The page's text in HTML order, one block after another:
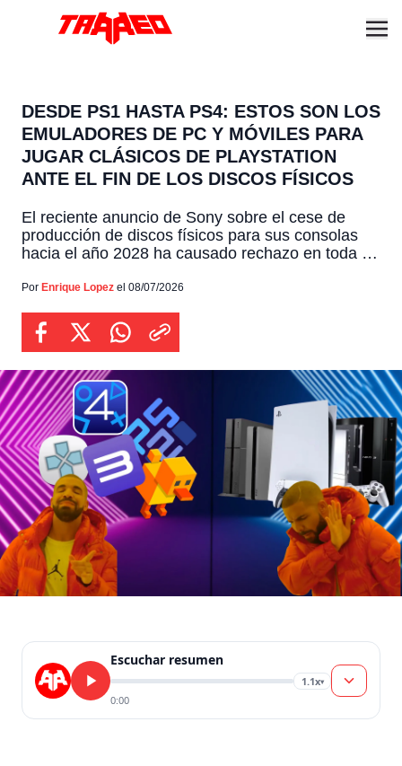
DESDE PS1 HASTA PS4: ESTOS SON LOS
EMULADORES DE PC Y MÓVILES PARA
JUGAR CLÁSICOS DE PLAYSTATION
ANTE EL FIN DE LOS DISCOS FÍSICOS
El reciente anuncio de Sony sobre el cese de
producción de discos físicos para sus consolas
hacia el año 2028 ha causado rechazo en toda la
dudas sobre el futuro de nuestros juegos
digitales, convirtiendo a los emuladores en la
herramienta […]
Por Enrique Lopez el 08/07/2026
Escuchar resumen
1.1x▾
0:00